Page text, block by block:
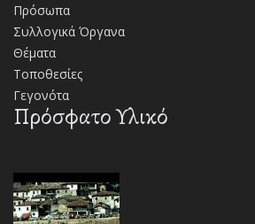
Πρόσωπα
Συλλογικά Όργανα
Θέματα
Τοποθεσίες
Γεγονότα
Πρόσφατο Υλικό